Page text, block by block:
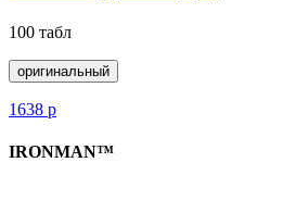
100 табл
оригинальный
1638 р
IRONMAN™